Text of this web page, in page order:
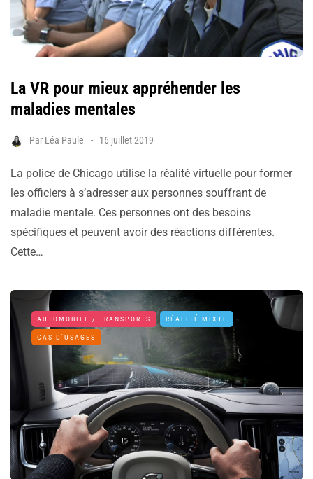
La VR pour mieux appréhender les
maladies mentales
Par Léa Paule 16 juillet 2019
La police de Chicago utilise la réalité virtuelle pour former
les officiers à s’adresser aux personnes souffrant de
maladie mentale. Ces personnes ont des besoins
spécifiques et peuvent avoir des réactions différentes.
Cette…
AUTOMOBILE / TRANSPORTS RÉALITÉ MIXTE
CAS D'USAGES